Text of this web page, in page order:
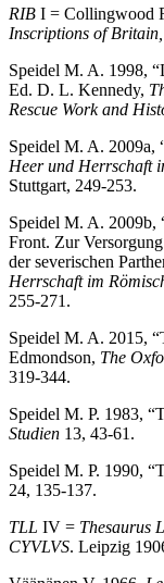
RIB I = Collingwood
Inscriptions of
Speidel M. A. 1998,
Ed. D. L. Kennedy,
Rescue Work and
Speidel M. A. 2009a,
Heer und Herrschaft
Stuttgart, 249-253.
Speidel M. A. 2009b,
Front. Zur
der severischen
Herrschaft im
255-271.
Speidel M. A. 2015,
Edmondson, The
319-344.
Speidel M. P. 1983,
Studien 13, 43-61.
Speidel M. P. 1990,
24, 135-137.
TLL IV = Thesaurus
CYVLVS. Leipzig